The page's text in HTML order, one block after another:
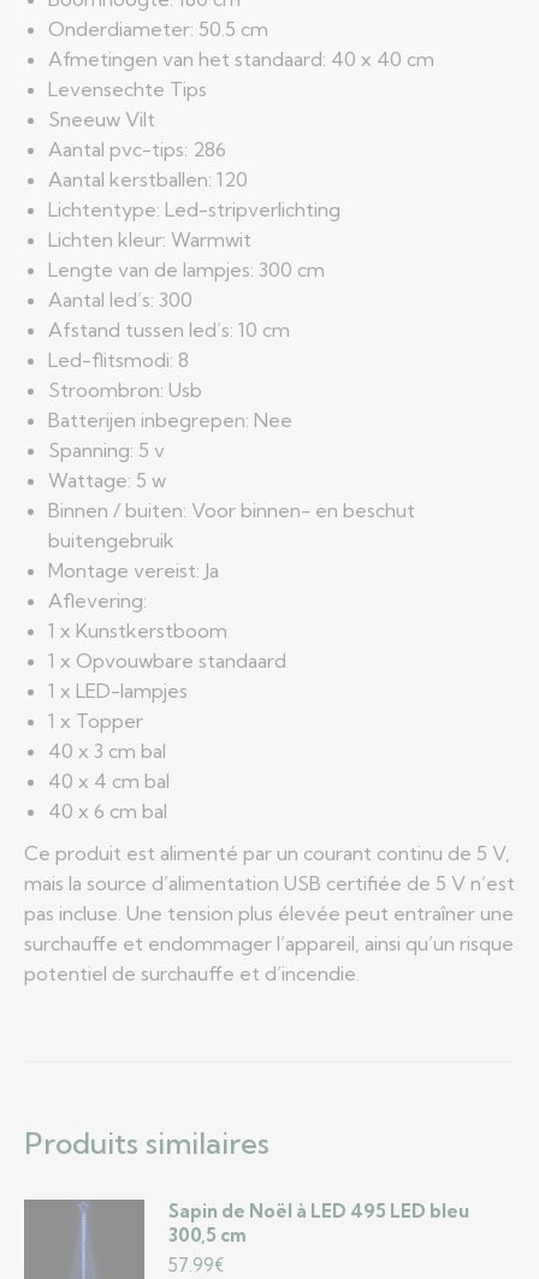
Onderdiameter: 50.5 cm
Afmetingen van het standaard: 40 x 40 cm
Levensechte Tips
Sneeuw Vilt
Aantal pvc-tips: 286
Aantal kerstballen: 120
Lichtentype: Led-stripverlichting
Lichten kleur: Warmwit
Lengte van de lampjes: 300 cm
Aantal led’s: 300
Afstand tussen led’s: 10 cm
Led-flitsmodi: 8
Stroombron: Usb
Batterijen inbegrepen: Nee
Spanning: 5 v
Wattage: 5 w
Binnen / buiten: Voor binnen- en beschut
buitengebruik
Montage vereist: Ja
Aflevering:
1 x Kunstkerstboom
1 x Opvouwbare standaard
1 x LED-lampjes
1 x Topper
40 x 3 cm bal
40 x 4 cm bal
40 x 6 cm bal
Ce produit est alimenté par un courant continu de 5 V,
mais la source d’alimentation USB certifiée de 5 V n’est
pas incluse. Une tension plus élevée peut entraîner une
surchauffe et endommager l’appareil, ainsi qu’un risque
potentiel de surchauffe et d’incendie.
Produits similaires
Sapin de Noël à LED 495 LED bleu
300,5 cm
57.99€